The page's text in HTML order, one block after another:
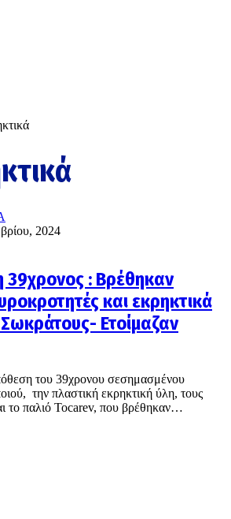
2024
39χρονος : Βρέθηκαν
και εκρηκτικά
Ετοίμαζαν
του 39χρονου σεσημασμένου
την πλαστική εκρηκτική ύλη, τους
το παλιό Tocarev, που βρέθηκαν…